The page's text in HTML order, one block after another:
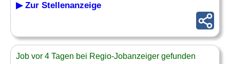
▶ Zur Stellenanzeige
Job vor 4 Tagen bei Regio-Jobanzeiger gefunden